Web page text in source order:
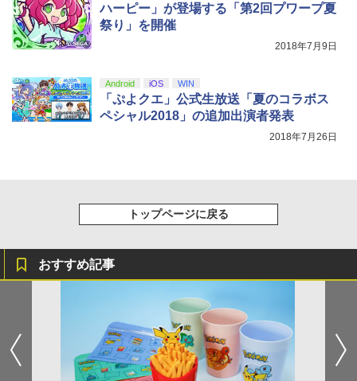
ハーピー」が登場する「第2回プワープ夏
祭り」を開催
2018年7月9日
Android iOS WIN
「ぷよクエ」公式生放送「夏のコラボス
ペシャル2018」の追加出演者発表
2018年7月26日
トップページに戻る
おすすめ記事